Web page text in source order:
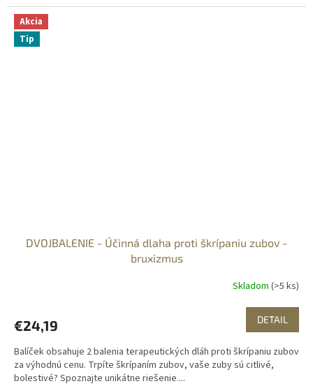
Akcia
Tip
DVOJBALENIE - Účinná dlaha proti škrípaniu zubov -
bruxizmus
Skladom (>5 ks)
€24,19 DETAIL
Balíček obsahuje 2 balenia terapeutických dláh proti škrípaniu zubov
za výhodnú cenu. Trpíte škrípaním zubov, vaše zuby sú citlivé,
bolestivé? Spoznajte unikátne riešenie....